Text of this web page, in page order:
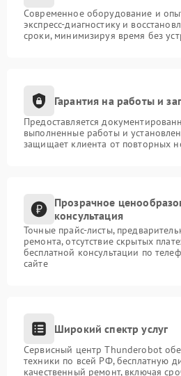
Современное оборудование и
экспресс-диагностику и
сроки, минимизируя время без
Гарантия на работы и
Предоставляется
выполненные работы и
защищает клиента от повторных
Прозрачное
консультация
Точные прайс-листы,
ремонта, отсутствие скрытых
бесплатной консультации по
сайте
Широкий спектр услуг
Сервисный центр Thunderobot
техники по всей РФ, бесплатную
качественный ремонт, включая